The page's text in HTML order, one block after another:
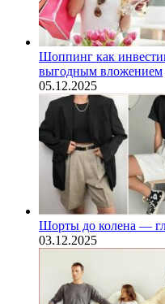
Шоппинг как
выгодным вложением
05.12.2025
Шорты до колена —
03.12.2025